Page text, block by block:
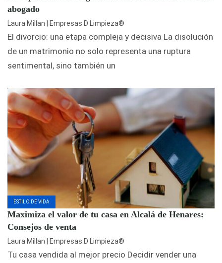
abogado
Laura Millan | Empresas D Limpieza®
El divorcio: una etapa compleja y decisiva La disolución
de un matrimonio no solo representa una ruptura
sentimental, sino también un
ESTILO DE VIDA
Maximiza el valor de tu casa en Alcalá de Henares:
Consejos de venta
Laura Millan | Empresas D Limpieza®
Tu casa vendida al mejor precio Decidir vender una